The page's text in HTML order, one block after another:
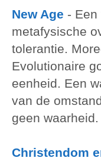
New Age - Een
metafysische
tolerantie.
Evolutionaire
eenheid. Een
van de
geen waarheid.
Christendom